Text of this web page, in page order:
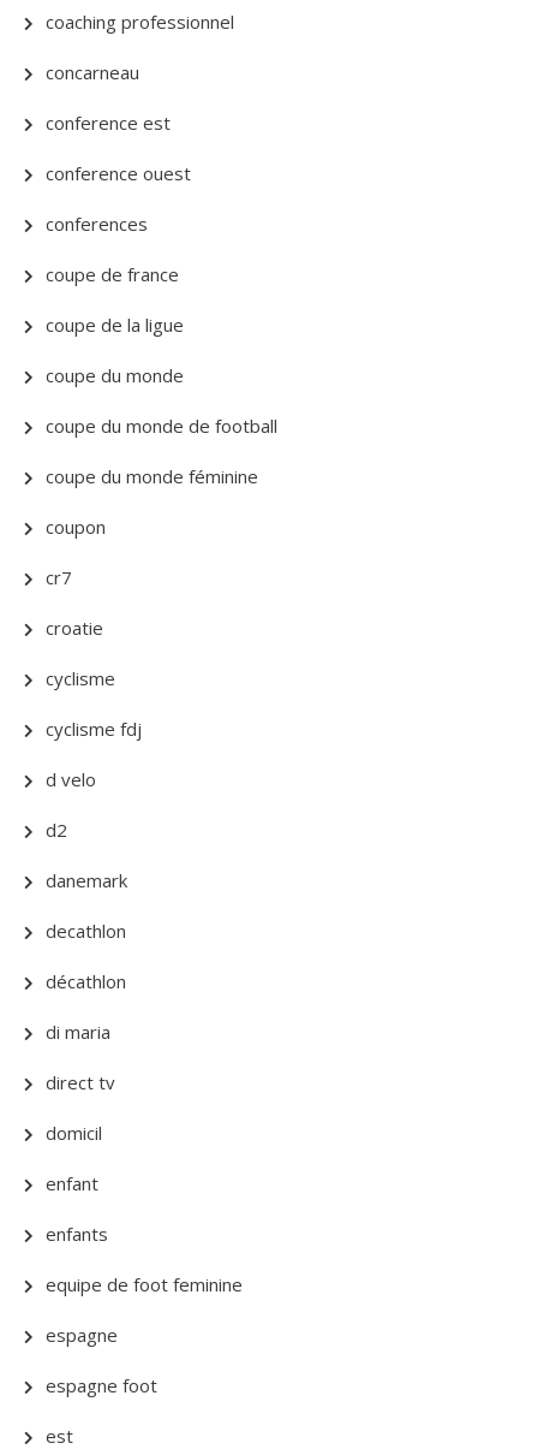
coaching professionnel
concarneau
conference est
conference ouest
conferences
coupe de france
coupe de la ligue
coupe du monde
coupe du monde de football
coupe du monde féminine
coupon
cr7
croatie
cyclisme
cyclisme fdj
d velo
d2
danemark
decathlon
décathlon
di maria
direct tv
domicil
enfant
enfants
equipe de foot feminine
espagne
espagne foot
est